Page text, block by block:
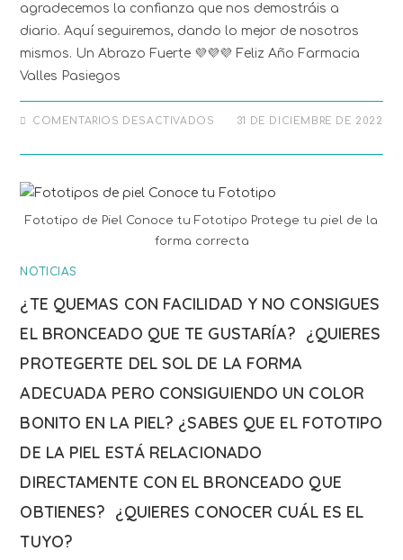
agradecemos la confianza que nos demostráis a
diario. Aquí seguiremos, dando lo mejor de nosotros
mismos. Un Abrazo Fuerte 💜💜💜 Feliz Año Farmacia
Valles Pasiegos
COMENTARIOS DESACTIVADOS 31 DE DICIEMBRE DE 2022
Fototipo de Piel Conoce tu Fototipo Protege tu piel de la
forma correcta
NOTICIAS
¿TE QUEMAS CON FACILIDAD Y NO CONSIGUES
EL BRONCEADO QUE TE GUSTARÍA? ¿QUIERES
PROTEGERTE DEL SOL DE LA FORMA
ADECUADA PERO CONSIGUIENDO UN COLOR
BONITO EN LA PIEL? ¿SABES QUE EL FOTOTIPO
DE LA PIEL ESTÁ RELACIONADO
DIRECTAMENTE CON EL BRONCEADO QUE
OBTIENES? ¿QUIERES CONOCER CUÁL ES EL
TUYO?